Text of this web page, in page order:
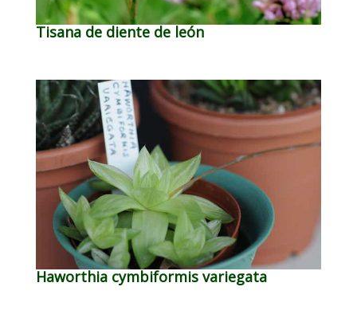
Tisana de diente de león
Haworthia cymbiformis variegata